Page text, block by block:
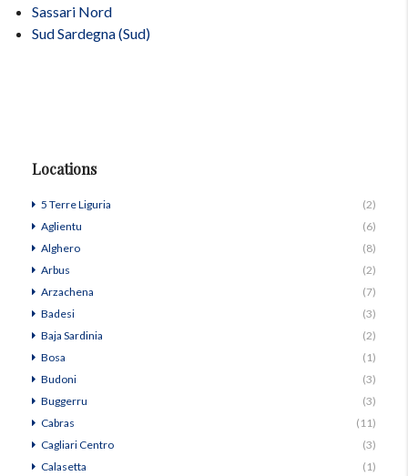
Sassari Nord
Sud Sardegna (Sud)
Locations
5 Terre Liguria
(2)
Aglientu
(6)
Alghero
(8)
Arbus
(2)
Arzachena
(7)
Badesi
(3)
Baja Sardinia
(2)
Bosa
(1)
Budoni
(3)
Buggerru
(3)
Cabras
(11)
Cagliari Centro
(3)
Calasetta
(1)